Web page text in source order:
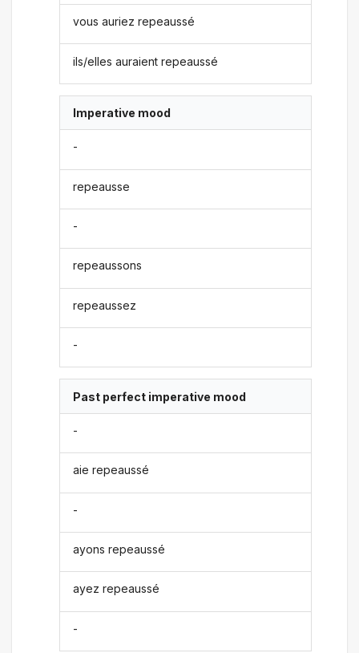
vous auriez repeaussé
ils/elles auraient repeaussé
Imperative mood
-
repeausse
-
repeaussons
repeaussez
-
Past perfect imperative mood
-
aie repeaussé
-
ayons repeaussé
ayez repeaussé
-